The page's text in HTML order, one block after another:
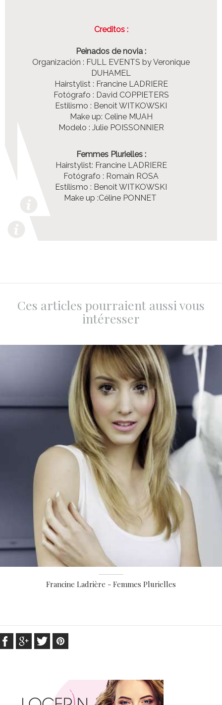
Creditos :
Peinados de novia :
Organización : FULL EVENTS by Veronique
DUHAMEL
Hairstylist : Francine LADRIERE
Fotógrafo : David COPPIETERS
Estilismo : Benoit WITKOWSKI
Make up: Celine MUAH
Modelo : Julie POISSONNIER
Femmes Plurielles :
Hairstylist: Francine LADRIERE
Fotógrafo : Romain ROSA
Estilismo : Benoit WITKOWSKI
Make up :Céline PONNET
Ces articles pourraient aussi vous
intéresser
Francine Ladrière - Femmes Plurielles